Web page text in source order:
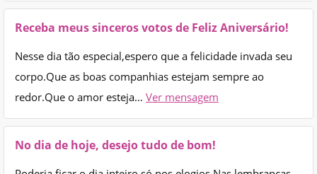
Receba meus sinceros votos de Feliz Aniversário!
Nesse dia tão especial,espero que a felicidade invada seu
corpo.Que as boas companhias estejam sempre ao
redor.Que o amor esteja… Ver mensagem
No dia de hoje, desejo tudo de bom!